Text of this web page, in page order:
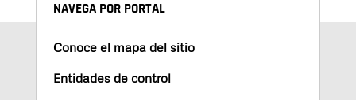
NAVEGA POR PORTAL
Conoce el mapa del sitio
Entidades de control